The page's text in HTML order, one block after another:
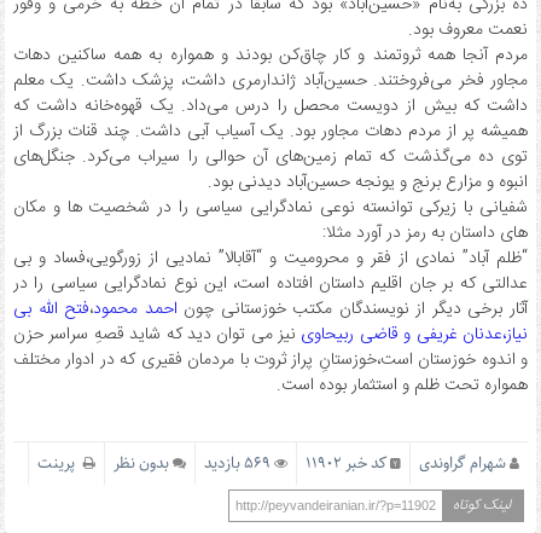
نعمت معروف بود.
مردم آنجا همه ثروتمند و کار چاق‌کن بودند و همواره به همه ساکنین دهات
مجاور فخر می‌فروختند. حسین‌آباد ژاندار‌مری داشت، پزشک داشت. یک معلم
داشت که بیش از دویست محصل را درس می‌داد. یک قهوه‌خانه داشت که
همیشه پر از مردم دهات مجاور بود. یک آسیاب آبی داشت. چند قنات بزرگ از
توی ده می‌گذشت که تمام زمین‌های آن حوالی را سیراب می‌کرد. جنگل‌های
انبوه و مزارع برنج و یونجه حسین‌آباد دیدنی بود.
شفیانی با زیرکی توانسته نوعی نمادگرایی سیاسی را در شخصیت ها و مکان
های داستان به رمز در آورد مثلا:
“ظلم آباد” نمادی از فقر و محرومیت و “آقابالا” نمادیی از زورگویی،فساد و بی
عدالتی که بر جان اقلیم داستان افتاده است، این نوع نمادگرایی سیاسی را در
آثار برخی دیگر از نویسندگان مکتب خوزستانی چون احمد محمود،فتح الله بی
نیاز،عدنان غریفی و قاضی ربیحاوی نیز می توان دید که شاید قصهِ سراسر حزن
و اندوه خوزستان است،خوزستانِ پراز ثروت با مردمان فقیری که در ادوار مختلف
همواره تحت ظلم و استثمار بوده است.
شهرام گراوندی کد خبر 11902 569 بازدید بدون نظر پرینت
لینک کوتاه http://peyvandeiranian.ir/?p=11902